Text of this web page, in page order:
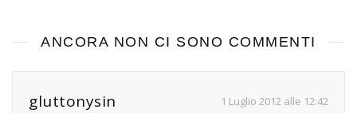
ANCORA NON CI SONO COMMENTI
gluttonysin 1 Luglio 2012 alle 12:42